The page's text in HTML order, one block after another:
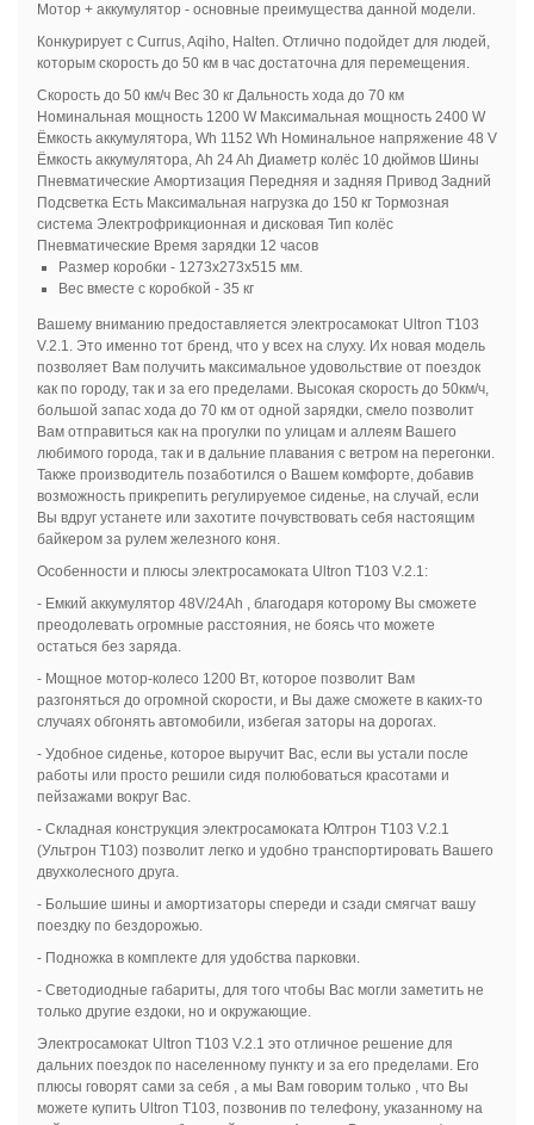
Мотор + аккумулятор - основные преимущества данной модели.
Конкурирует с Currus, Aqiho, Halten. Отлично подойдет для людей,
которым скорость до 50 км в час достаточна для перемещения.
Скорость до 50 км/ч Вес 30 кг Дальность хода до 70 км
Номинальная мощность 1200 W Максимальная мощность 2400 W
Ёмкость аккумулятора, Wh 1152 Wh Номинальное напряжение 48 V
Ёмкость аккумулятора, Ah 24 Ah Диаметр колёс 10 дюймов Шины
Пневматические Амортизация Передняя и задняя Привод Задний
Подсветка Есть Максимальная нагрузка до 150 кг Тормозная
система Электрофрикционная и дисковая Тип колёс
Пневматические Время зарядки 12 часов
Размер коробки - 1273х273х515 мм.
Вес вместе с коробкой - 35 кг
Вашему вниманию предоставляется электросамокат Ultron T103
V.2.1. Это именно тот бренд, что у всех на слуху. Их новая модель
позволяет Вам получить максимальное удовольствие от поездок
как по городу, так и за его пределами. Высокая скорость до 50км/ч,
большой запас хода до 70 км от одной зарядки, смело позволит
Вам отправиться как на прогулки по улицам и аллеям Вашего
любимого города, так и в дальние плавания с ветром на перегонки.
Также производитель позаботился о Вашем комфорте, добавив
возможность прикрепить регулируемое сиденье, на случай, если
Вы вдруг устанете или захотите почувствовать себя настоящим
байкером за рулем железного коня.
Особенности и плюсы электросамоката Ultron T103 V.2.1:
- Емкий аккумулятор 48V/24Ah , благодаря которому Вы сможете
преодолевать огромные расстояния, не боясь что можете
остаться без заряда.
- Мощное мотор-колесо 1200 Вт, которое позволит Вам
разгоняться до огромной скорости, и Вы даже сможете в каких-то
случаях обгонять автомобили, избегая заторы на дорогах.
- Удобное сиденье, которое выручит Вас, если вы устали после
работы или просто решили сидя полюбоваться красотами и
пейзажами вокруг Вас.
- Складная конструкция электросамоката Юлтрон Т103 V.2.1
(Ультрон Т103) позволит легко и удобно транспортировать Вашего
двухколесного друга.
- Большие шины и амортизаторы спереди и сзади смягчат вашу
поездку по бездорожью.
- Подножка в комплекте для удобства парковки.
- Светодиодные габариты, для того чтобы Вас могли заметить не
только другие ездоки, но и окружающие.
Электросамокат Ultron T103 V.2.1 это отличное решение для
дальних поездок по населенному пункту и за его пределами. Его
плюсы говорят сами за себя , а мы Вам говорим только , что Вы
можете купить Ultron T103, позвонив по телефону, указанному на